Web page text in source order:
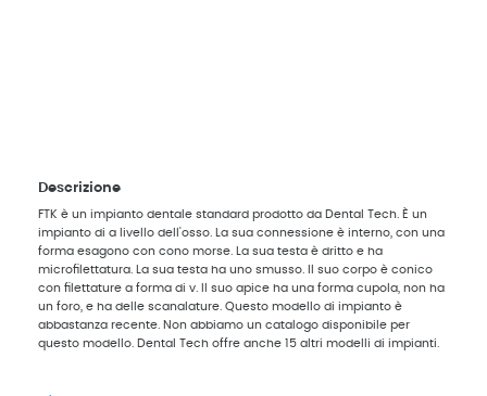
Descrizione
FTK è un impianto dentale standard prodotto da Dental Tech. È un
impianto di a livello dell'osso. La sua connessione è interno, con una
forma esagono con cono morse. La sua testa è dritto e ha
microfilettatura. La sua testa ha uno smusso. Il suo corpo è conico
con filettature a forma di v. Il suo apice ha una forma cupola, non ha
un foro, e ha delle scanalature. Questo modello di impianto è
abbastanza recente. Non abbiamo un catalogo disponibile per
questo modello. Dental Tech offre anche 15 altri modelli di impianti.